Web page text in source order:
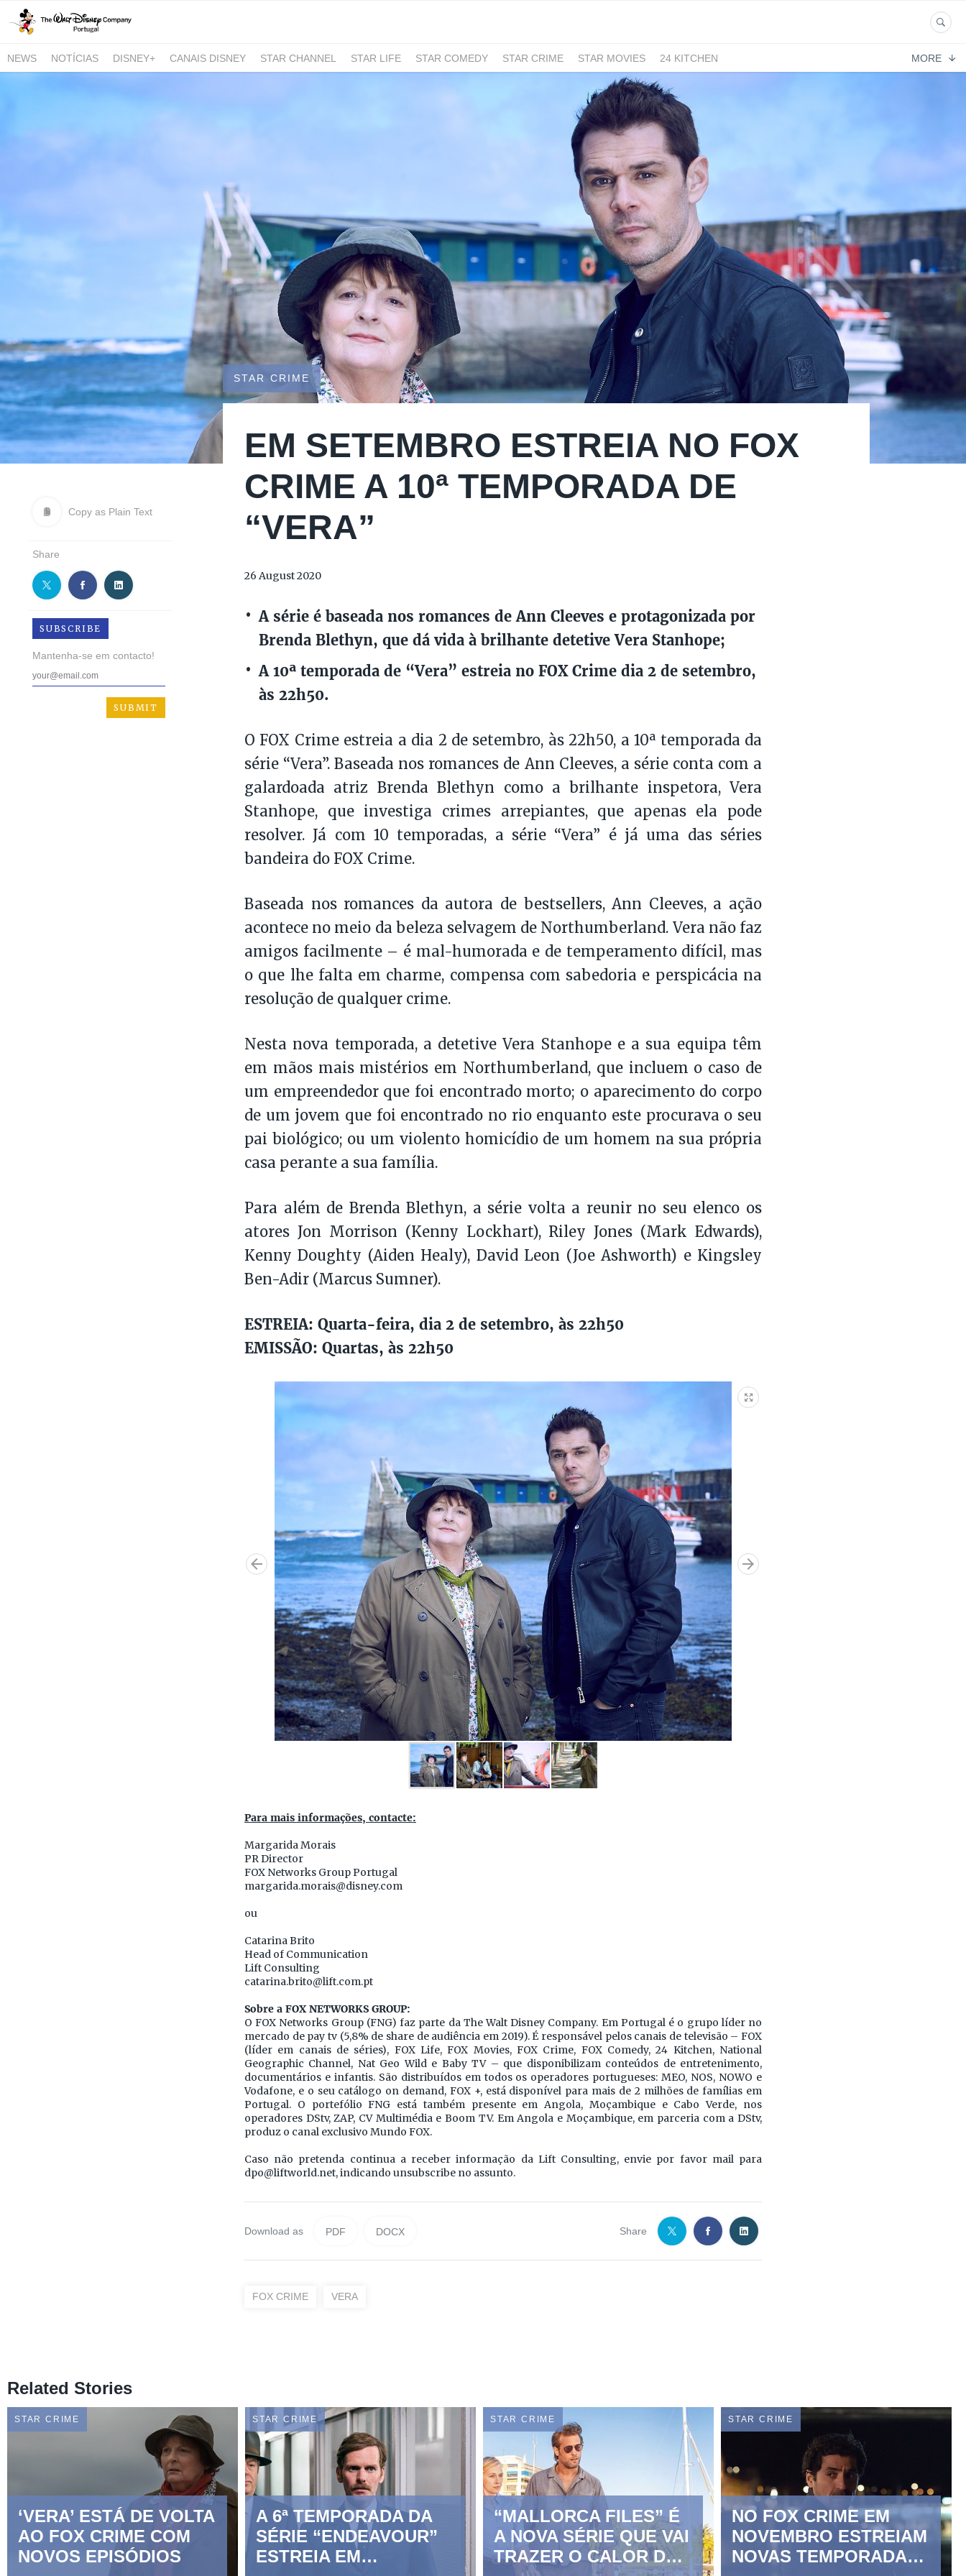
NEWS NOTÍCIAS DISNEY+ CANAIS DISNEY STAR CHANNEL STAR LIFE STAR COMEDY STAR CRIME STAR MOVIES
24 KITCHEN
MORE
Copy as Plain Text
Share
SUBSCRIBE
Mantenha-se em contacto!
STAR CRIME
EM SETEMBRO ESTREIA NO FOX
CRIME A 10ª TEMPORADA DE
“VERA”
26 August 2020
A série é baseada nos romances de Ann Cleeves e protagonizada por
Brenda Blethyn, que dá vida à brilhante detetive Vera Stanhope;
A 10ª temporada de “Vera” estreia no FOX Crime dia 2 de setembro,
às 22h50.
O FOX Crime estreia a dia 2 de setembro, às 22h50, a 10ª temporada da
série “Vera”. Baseada nos romances de Ann Cleeves, a série conta com a
galardoada atriz Brenda Blethyn como a brilhante inspetora, Vera
Stanhope, que investiga crimes arrepiantes, que apenas ela pode
resolver. Já com 10 temporadas, a série “Vera” é já uma das séries
bandeira do FOX Crime.
Baseada nos romances da autora de bestsellers, Ann Cleeves, a ação
acontece no meio da beleza selvagem de Northumberland. Vera não faz
amigos facilmente – é mal-humorada e de temperamento difícil, mas
o que lhe falta em charme, compensa com sabedoria e perspicácia na
resolução de qualquer crime.
Nesta nova temporada, a detetive Vera Stanhope e a sua equipa têm
em mãos mais mistérios em Northumberland, que incluem o caso de
um empreendedor que foi encontrado morto; o aparecimento do corpo
de um jovem que foi encontrado no rio enquanto este procurava o seu
pai biológico; ou um violento homicídio de um homem na sua própria
casa perante a sua família.
Para além de Brenda Blethyn, a série volta a reunir no seu elenco os
atores Jon Morrison (Kenny Lockhart), Riley Jones (Mark Edwards),
Kenny Doughty (Aiden Healy), David Leon (Joe Ashworth) e Kingsley
Ben-Adir (Marcus Sumner).
ESTREIA: Quarta-feira, dia 2 de setembro, às 22h50
EMISSÃO: Quartas, às 22h50
Para mais informações, contacte:
Margarida Morais
PR Director
FOX Networks Group Portugal
margarida.morais@disney.com
ou
Catarina Brito
Head of Communication
Lift Consulting
catarina.brito@lift.com.pt
Sobre a FOX NETWORKS GROUP:
O FOX Networks Group (FNG) faz parte da The Walt Disney Company. Em Portugal é o grupo líder no
mercado de pay tv (5,8% de share de audiência em 2019). É responsável pelos canais de televisão – FOX
(líder em canais de séries), FOX Life, FOX Movies, FOX Crime, FOX Comedy, 24 Kitchen, National
Geographic Channel, Nat Geo Wild e Baby TV – que disponibilizam conteúdos de entretenimento,
documentários e infantis. São distribuídos em todos os operadores portugueses: MEO, NOS, NOWO e
Vodafone, e o seu catálogo on demand, FOX +, está disponível para mais de 2 milhões de famílias em
Portugal. O portefólio FNG está também presente em Angola, Moçambique e Cabo Verde, nos
operadores DStv, ZAP, CV Multimédia e Boom TV. Em Angola e Moçambique, em parceria com a DStv,
produz o canal exclusivo Mundo FOX.
Caso não pretenda continua a receber informação da Lift Consulting, envie por favor mail para
dpo@liftworld.net, indicando unsubscribe no assunto.
Download as PDF DOCX Share
FOX CRIME VERA
Related Stories
STAR CRIME
‘VERA’ ESTÁ DE VOLTA
AO FOX CRIME COM
NOVOS EPISÓDIOS
STAR CRIME
A 6ª TEMPORADA DA
SÉRIE “ENDEAVOUR”
ESTREIA EM
STAR CRIME
“MALLORCA FILES” É
A NOVA SÉRIE QUE VAI
TRAZER O CALOR DO
STAR CRIME
NO FOX CRIME EM
NOVEMBRO ESTREIAM
NOVAS TEMPORADAS